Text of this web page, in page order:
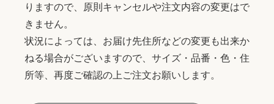
りますので、原則キャンセルや注文内容の変更はで
きません。
状況によっては、お届け先住所などの変更も出来か
ねる場合がございますので、サイズ・品番・色・住
所等、再度ご確認の上ご注文お願いします。